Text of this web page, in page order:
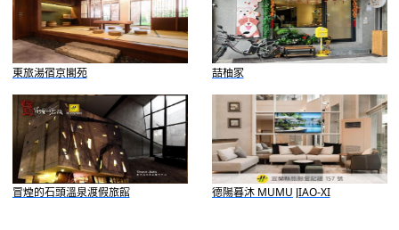
東旅湯宿京閣苑 喆柚家
冒煙的石頭溫泉渡假旅館 德陽暮沐 MUMU JIAO-XI